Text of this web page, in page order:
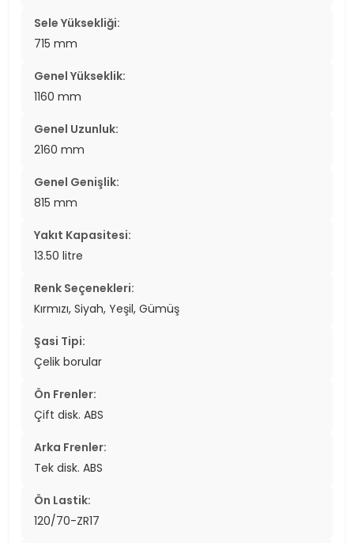
Sele Yüksekliği:
715 mm
Genel Yükseklik:
1160 mm
Genel Uzunluk:
2160 mm
Genel Genişlik:
815 mm
Yakıt Kapasitesi:
13.50 litre
Renk Seçenekleri:
Kırmızı, Siyah, Yeşil, Gümüş
Şasi Tipi:
Çelik borular
Ön Frenler:
Çift disk. ABS
Arka Frenler:
Tek disk. ABS
Ön Lastik:
120/70-ZR17